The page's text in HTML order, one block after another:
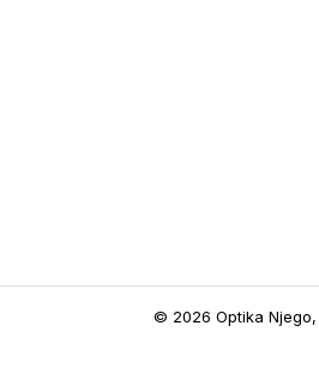
© 2026 Optika